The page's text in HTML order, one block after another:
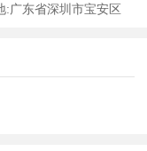
:广东省深圳市宝安区